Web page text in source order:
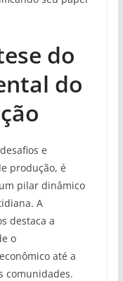
do
do
e
produção, é
pilar dinâmico
A
destaca a
o
até a
comunidades.